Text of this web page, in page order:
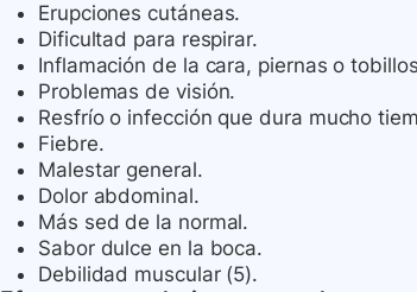
Erupciones cutáneas.
Dificultad para respirar.
Inflamación de la cara, piernas o
Problemas de visión.
Resfrío o infección que dura mucho
Fiebre.
Malestar general.
Dolor abdominal.
Más sed de la normal.
Sabor dulce en la boca.
Debilidad muscular (5).